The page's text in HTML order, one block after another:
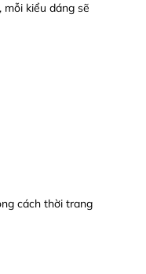
mỗi kiểu dáng sẽ
cách thời trang